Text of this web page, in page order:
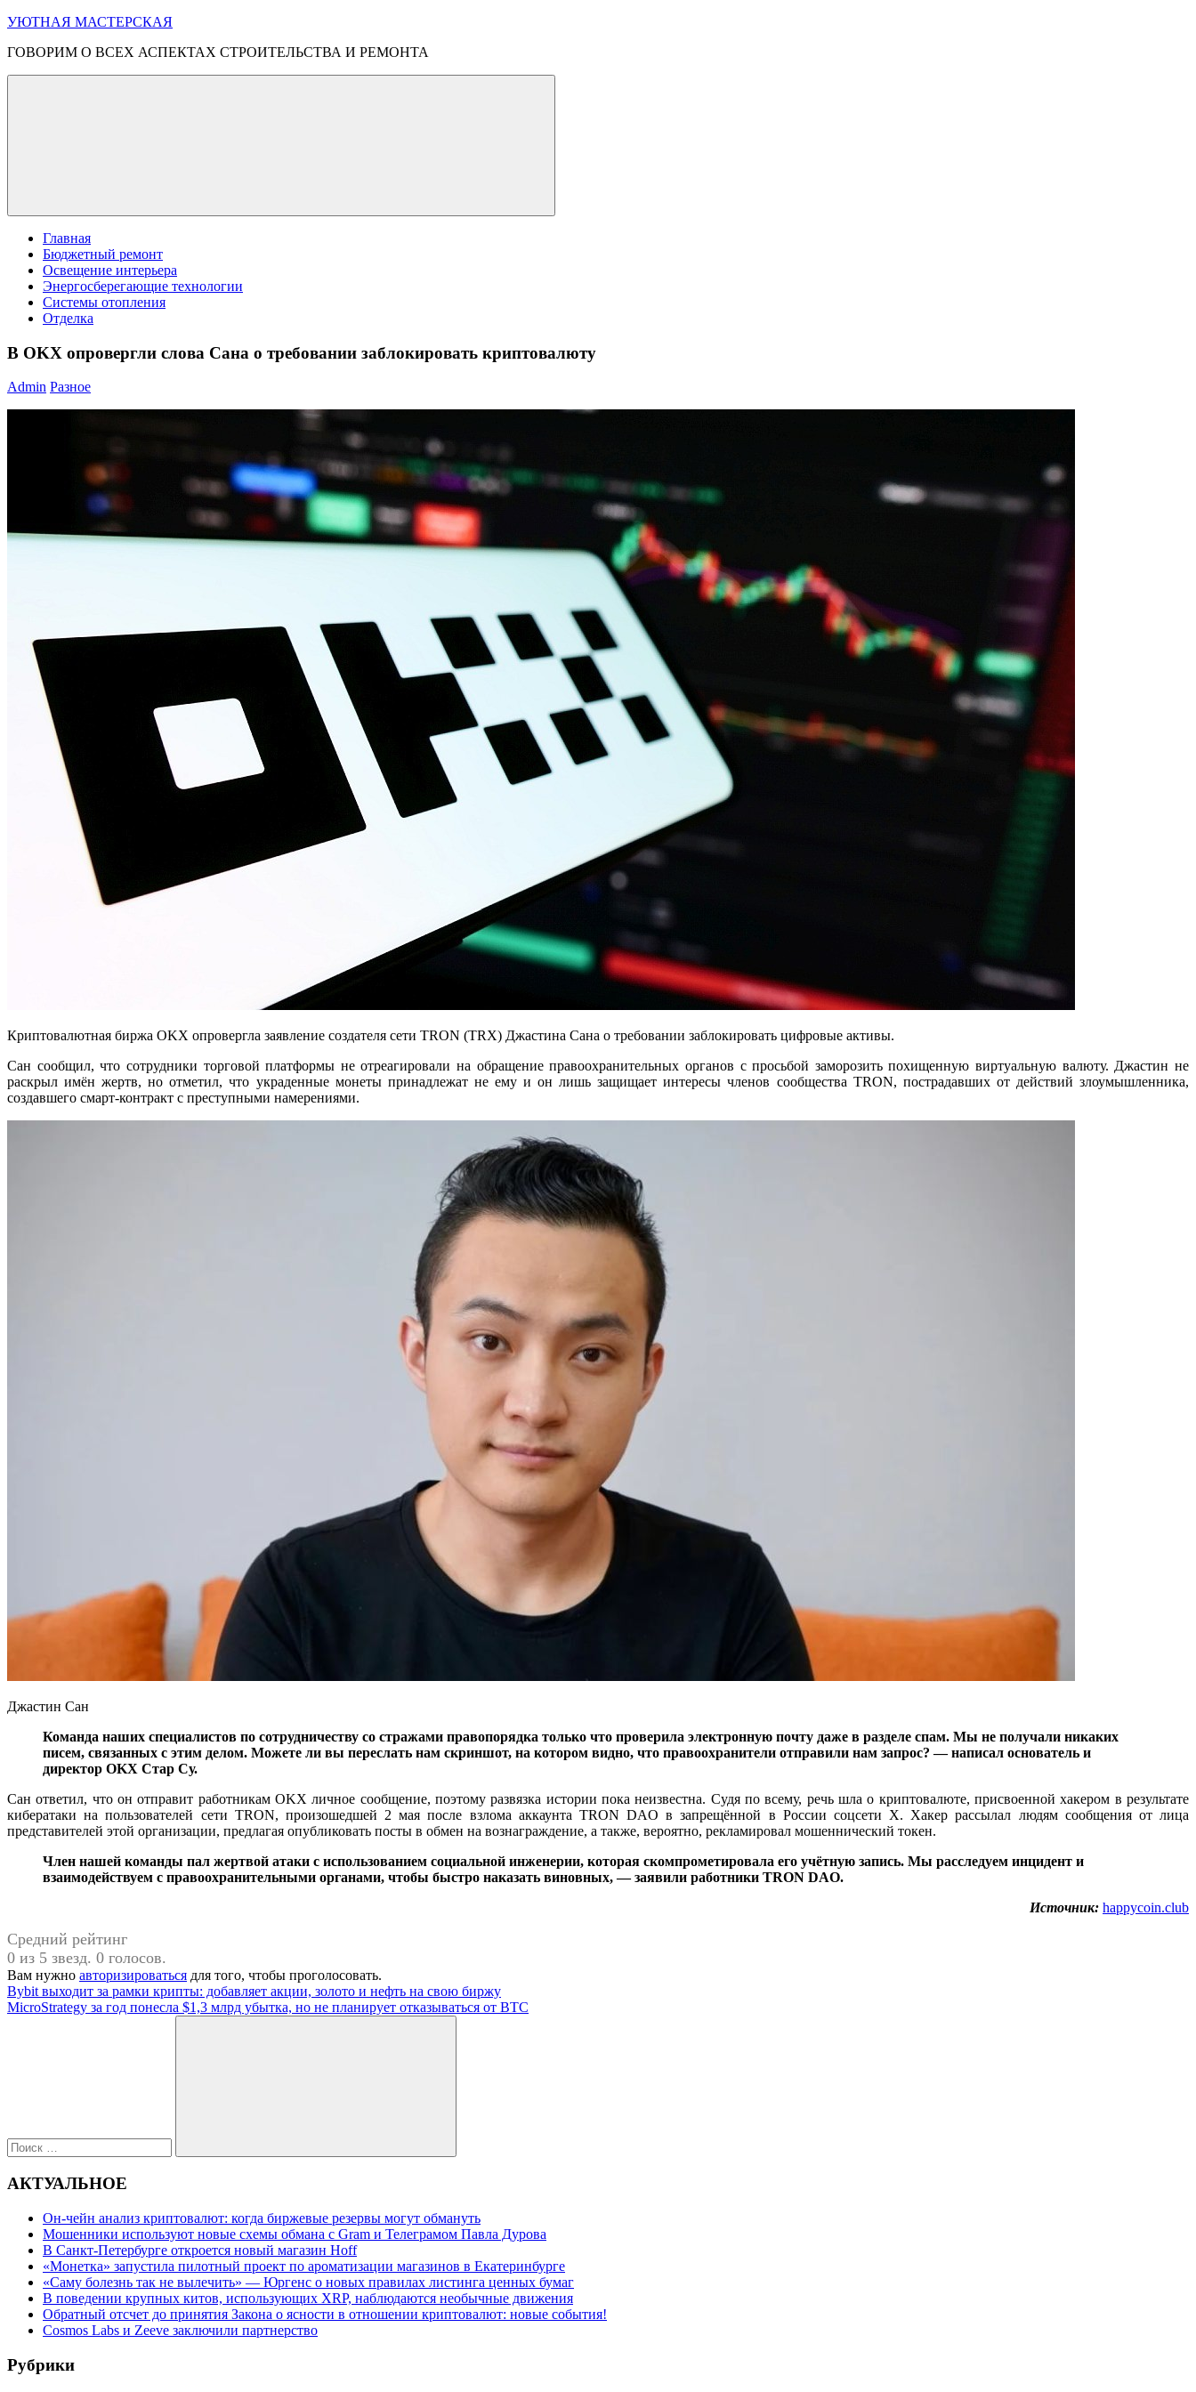
Перейти
содержимому
УЮТНАЯ МАСТЕРСКАЯ
ГОВОРИМ О ВСЕХ АСПЕКТАХ СТРОИТЕЛЬСТВА И РЕМОНТА
Меню
Главная
Бюджетный ремонт
Освещение интерьера
Энергосберегающие технологии
Системы отопления
Отделка
В OKX опровергли слова Сана о требовании заблокировать криптовалюту
Admin Разное
Криптовалютная биржа OKX опровергла заявление создателя сети TRON (TRX) Джастина Сана о требовании заблокировать цифровые активы.
Сан сообщил, что сотрудники торговой платформы не отреагировали на обращение правоохранительных органов с просьбой заморозить похищенную виртуальную валюту. Джастин не
раскрыл имён жертв, но отметил, что украденные монеты принадлежат не ему и он лишь защищает интересы членов сообщества TRON, пострадавших от действий злоумышленника,
создавшего смарт-контракт с преступными намерениями.
Джастин Сан
Команда наших специалистов по сотрудничеству со стражами правопорядка только что проверила электронную почту даже в разделе спам. Мы не получали никаких
писем, связанных с этим делом. Можете ли вы переслать нам скриншот, на котором видно, что правоохранители отправили нам запрос? — написал основатель и
директор OKX Стар Су.
Сан ответил, что он отправит работникам OKX личное сообщение, поэтому развязка истории пока неизвестна. Судя по всему, речь шла о криптовалюте, присвоенной хакером в результате
кибератаки на пользователей сети TRON, произошедшей 2 мая после взлома аккаунта TRON DAO в запрещённой в России соцсети X. Хакер рассылал людям сообщения от лица
представителей этой организации, предлагая опубликовать посты в обмен на вознаграждение, а также, вероятно, рекламировал мошеннический токен.
Член нашей команды пал жертвой атаки с использованием социальной инженерии, которая скомпрометировала его учётную запись. Мы расследуем инцидент и
взаимодействуем с правоохранительными органами, чтобы быстро наказать виновных, — заявили работники TRON DAO.
Источник: happycoin.club
Средний рейтинг
0 из 5 звезд. 0 голосов.
Вам нужно авторизироваться для того, чтобы проголосовать.
Навигация
по
Предыдущая
запись:
Bybit выходит за рамки крипты: добавляет акции, золото и нефть на свою биржу
Следующая
MicroStrategy за год понесла $1,3 млрд убытка, но не планирует отказываться от BTC
Поиск
АКТУАЛЬНОЕ
Он-чейн анализ криптовалют: когда биржевые резервы могут обмануть
Мошенники используют новые схемы обмана с Gram и Телеграмом Павла Дурова
В Санкт-Петербурге откроется новый магазин Hoff
«Монетка» запустила пилотный проект по ароматизации магазинов в Екатеринбурге
«Саму болезнь так не вылечить» — Юргенс о новых правилах листинга ценных бумаг
В поведении крупных китов, использующих XRP, наблюдаются необычные движения
Обратный отсчет до принятия Закона о ясности в отношении криптовалют: новые события!
Cosmos Labs и Zeeve заключили партнерство
Рубрики